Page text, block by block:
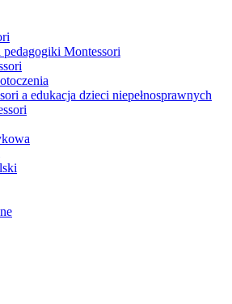
pedagogiki Montessori
a edukacja dzieci niepełnosprawnych